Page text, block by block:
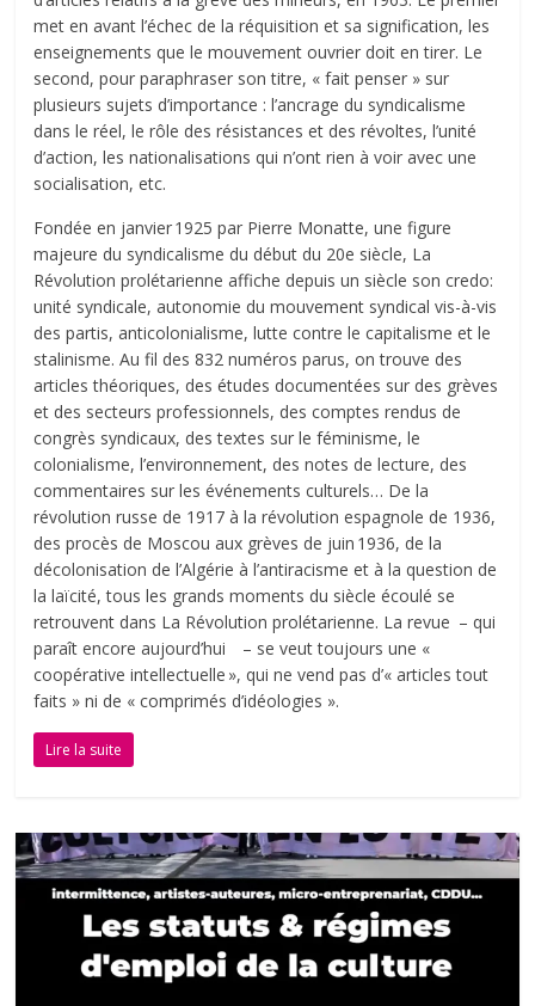
met en avant l’échec de la réquisition et sa signification, les
enseignements que le mouvement ouvrier doit en tirer. Le
second, pour paraphraser son titre, « fait penser » sur
plusieurs sujets d’importance : l’ancrage du syndicalisme
dans le réel, le rôle des résistances et des révoltes, l’unité
d’action, les nationalisations qui n’ont rien à voir avec une
socialisation, etc.
Fondée en janvier 1925 par Pierre Monatte, une figure
majeure du syndicalisme du début du 20e siècle, La
Révolution prolétarienne affiche depuis un siècle son credo:
unité syndicale, autonomie du mouvement syndical vis-à-vis
des partis, anticolonialisme, lutte contre le capitalisme et le
stalinisme. Au fil des 832 numéros parus, on trouve des
articles théoriques, des études documentées sur des grèves
et des secteurs professionnels, des comptes rendus de
congrès syndicaux, des textes sur le féminisme, le
colonialisme, l’environnement, des notes de lecture, des
commentaires sur les événements culturels… De la
révolution russe de 1917 à la révolution espagnole de 1936,
des procès de Moscou aux grèves de juin 1936, de la
décolonisation de l’Algérie à l’antiracisme et à la question de
la laïcité, tous les grands moments du siècle écoulé se
retrouvent dans La Révolution prolétarienne. La revue – qui
paraît encore aujourd’hui – se veut toujours une «
coopérative intellectuelle », qui ne vend pas d’« articles tout
faits » ni de « comprimés d’idéologies ».
Lire la suite